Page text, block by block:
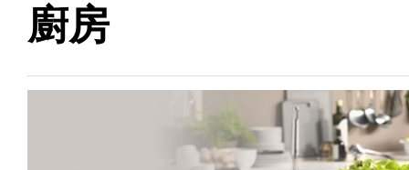
產品
廚房